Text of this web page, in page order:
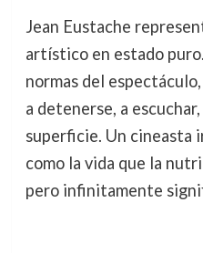
Jean Eustache
artístico en estado
normas del
a detenerse, a
superficie. Un cineasta
como la vida que la
pero infinitamente